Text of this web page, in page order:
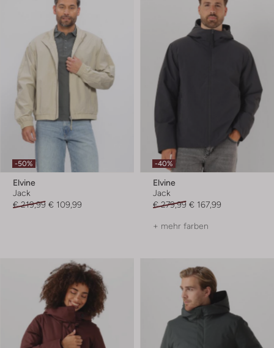
-50%
Elvine
Jack
€ 219,99 € 109,99
-40%
Elvine
Jack
€ 279,99 € 167,99
+ mehr farben